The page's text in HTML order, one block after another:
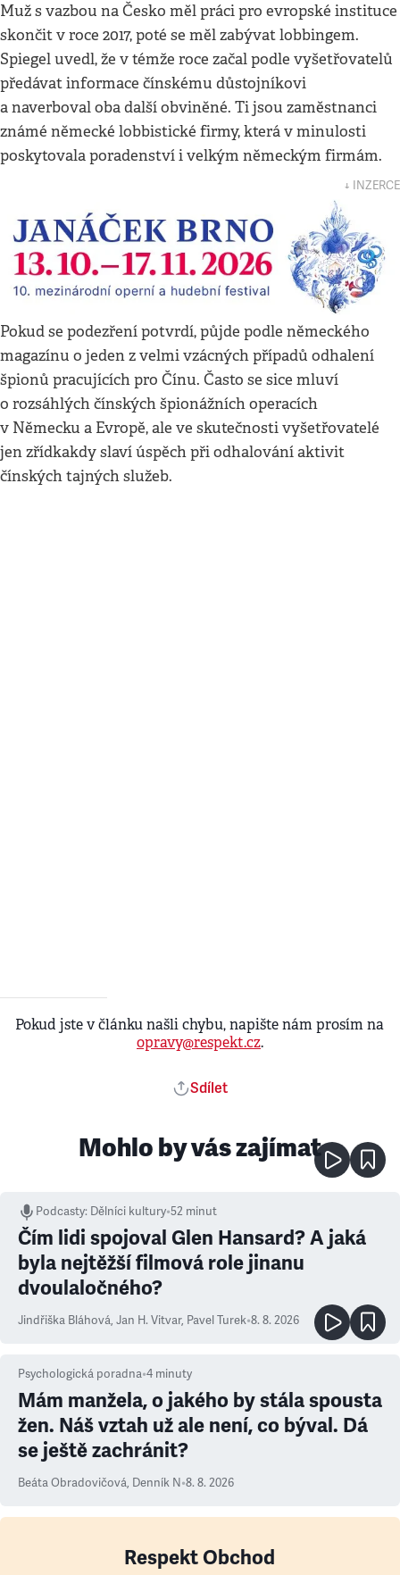
Muž s vazbou na Česko měl práci pro evropské instituce
skončit v roce 2017, poté se měl zabývat lobbingem.
Spiegel uvedl, že v témže roce začal podle vyšetřovatelů
předávat informace čínskému důstojníkovi
a naverboval oba další obviněné. Ti jsou zaměstnanci
známé německé lobbistické firmy, která v minulosti
poskytovala poradenství i velkým německým firmám.
↓ INZERCE
Pokud se podezření potvrdí, půjde podle německého
magazínu o jeden z velmi vzácných případů odhalení
špionů pracujících pro Čínu. Často se sice mluví
o rozsáhlých čínských špionážních operacích
v Německu a Evropě, ale ve skutečnosti vyšetřovatelé
jen zřídkakdy slaví úspěch při odhalování aktivit
čínských tajných služeb.
Pokud jste v článku našli chybu, napište nám prosím na
opravy@respekt.cz.
Sdílet
Mohlo by vás zajímat
Podcasty: Dělníci kultury•52 minut
Čím lidi spojoval Glen Hansard? A jaká
byla nejtěžší filmová role jinanu
dvoulaločného?
Jindřiška Bláhová, Jan H. Vitvar, Pavel Turek•8. 8. 2026
Psychologická poradna•4 minuty
Mám manžela, o jakého by stála spousta
žen. Náš vztah už ale není, co býval. Dá
se ještě zachránit?
Beáta Obradovičová, Denník N•8. 8. 2026
Respekt Obchod